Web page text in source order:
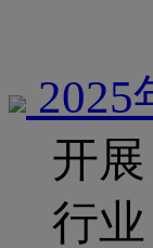
2025
开展
行